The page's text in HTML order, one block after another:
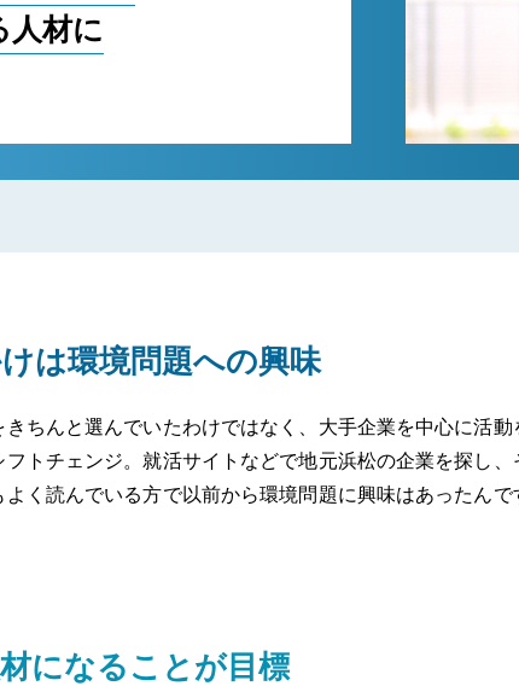
人材に
は環境問題への興味
ちんと選んでいたわけではなく、大手企業を中心に活
トチェンジ。就活サイトなどで地元浜松の企業を探し
く読んでいる方で以前から環境問題に興味はあったん
になることが目標